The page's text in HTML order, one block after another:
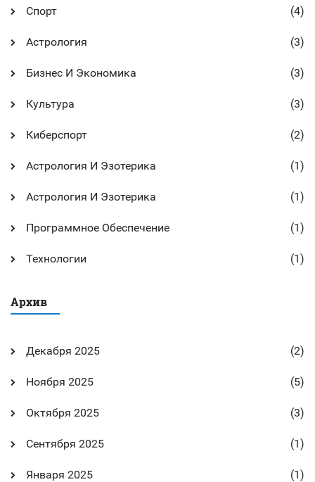
Спорт (4)
Астрология (3)
Бизнес И Экономика (3)
Культура (3)
Киберспорт (2)
Астрология И Эзотерика (1)
Астрология И Эзотерика (1)
Программное Обеспечение (1)
Технологии (1)
Архив
Декабря 2025 (2)
Ноября 2025 (5)
Октября 2025 (3)
Сентября 2025 (1)
Января 2025 (1)